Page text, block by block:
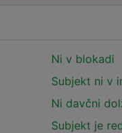
Ni v blokadi
Subjekt ni v
Ni davčni
Subjekt je